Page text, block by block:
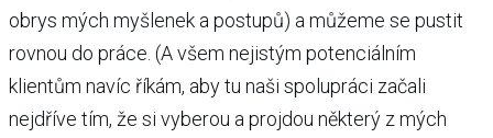
obrys mých myšlenek a postupů) a můžeme se pustit
rovnou do práce. (A všem nejistým potenciálním
klientům navíc říkám, aby tu naši spolupráci začali
nejdříve tím, že si vyberou a projdou některý z mých